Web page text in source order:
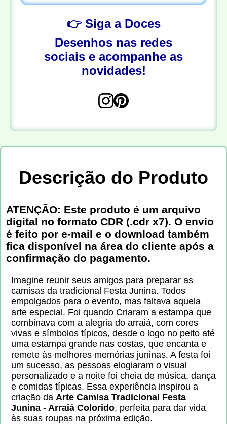
👉 Siga a Doces
Desenhos nas redes
sociais e acompanhe as
novidades!
Descrição do Produto
ATENÇÃO: Este produto é um arquivo
digital no formato CDR (.cdr x7). O envio
é feito por e-mail e o download também
fica disponível na área do cliente após a
confirmação do pagamento.
Imagine reunir seus amigos para preparar as
camisas da tradicional Festa Junina. Todos
empolgados para o evento, mas faltava aquela
arte especial. Foi quando Criaram a estampa que
combinava com a alegria do arraiá, com cores
vivas e símbolos típicos, desde o logo no peito até
uma estampa grande nas costas, que encanta e
remete às melhores memórias juninas. A festa foi
um sucesso, as pessoas elogiaram o visual
personalizado e a noite foi cheia de música, dança
e comidas típicas. Essa experiência inspirou a
criação da Arte Camisa Tradicional Festa
Junina - Arraiá Colorido, perfeita para dar vida
às suas roupas na próxima edição.